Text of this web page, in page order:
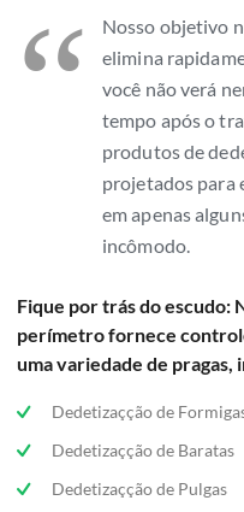
“
Nosso objetivo
elimina
você não verá
tempo após o
produtos de
projetados para
em apenas
incômodo.
Fique por trás do escudo:
perímetro fornece
uma variedade de pragas,
Dedetizaçção de
Dedetizaçção de Baratas
Dedetizaçção de Pulgas